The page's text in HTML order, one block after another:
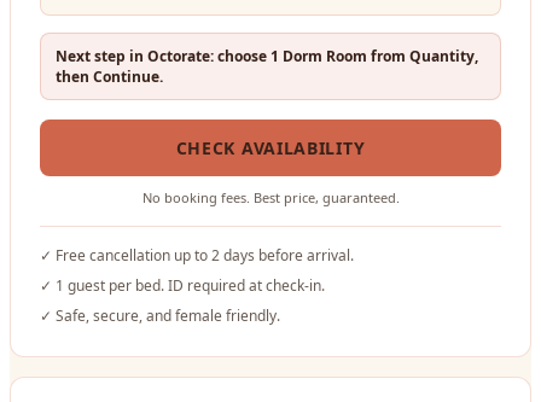
Next step in Octorate: choose 1 Dorm Room from Quantity,
then Continue.
CHECK AVAILABILITY
No booking fees. Best price, guaranteed.
✓ Free cancellation up to 2 days before arrival.
✓ 1 guest per bed. ID required at check-in.
✓ Safe, secure, and female friendly.